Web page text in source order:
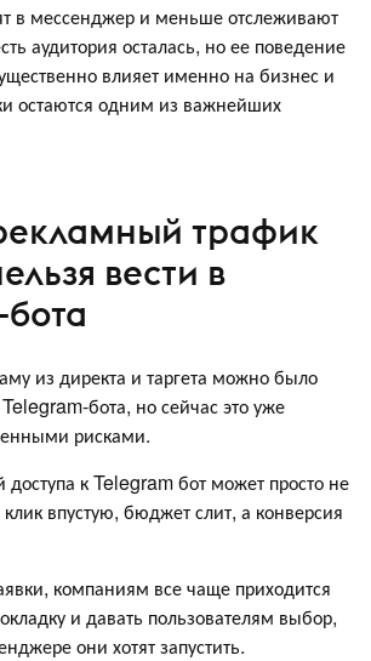
в мессенджер и меньше отслеживают
аудитория осталась, но ее поведение
влияет именно на бизнес и
остаются одним из важнейших
трафик
вести в
из директа и таргета можно было
бота, но сейчас это уже
рисками.
доступа к Telegram бот может просто не
клик впустую, бюджет слит, а конверсия
компаниям все чаще приходится
и давать пользователям выбор,
они хотят запустить.